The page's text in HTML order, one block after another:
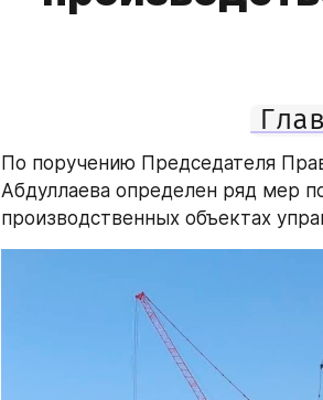
По поручению Председателя
Абдуллаева определен ряд мер
производственных объектах